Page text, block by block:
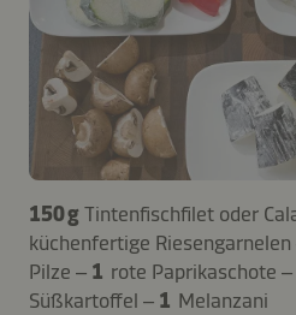
150 gTintenfischfilet oder
küchenfertige Riesengarnelen
Pilze – 1 rote Paprikaschote –
Süßkartoffel – 1 Melanzani